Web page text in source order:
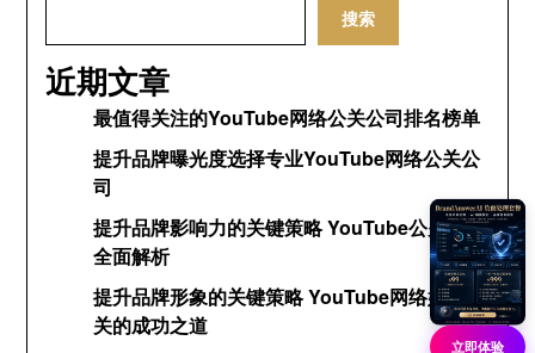
搜索
近期文章
最值得关注的YouTube网络公关公司排名榜单
提升品牌曝光度选择专业YouTube网络公关公
司
提升品牌影响力的关键策略 YouTube公关网络
全面解析
提升品牌形象的关键策略 YouTube网络媒体公
关的成功之道
立即体验